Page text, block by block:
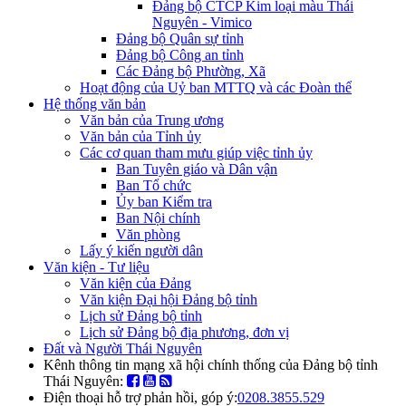
Đảng bộ CTCP Kim loại màu Thái
Nguyên - Vimico
Đảng bộ Quân sự tỉnh
Đảng bộ Công an tỉnh
Các Đảng bộ Phường, Xã
Hoạt động của Uỷ ban MTTQ và các Đoàn thể
Hệ thống văn bản
Văn bản của Trung ương
Văn bản của Tỉnh ủy
Các cơ quan tham mưu giúp việc tỉnh ủy
Ban Tuyên giáo và Dân vận
Ban Tổ chức
Ủy ban Kiểm tra
Ban Nội chính
Văn phòng
Lấy ý kiến người dân
Văn kiện - Tư liệu
Văn kiện của Đảng
Văn kiện Đại hội Đảng bộ tỉnh
Lịch sử Đảng bộ tỉnh
Lịch sử Đảng bộ địa phương, đơn vị
Đất và Người Thái Nguyên
Kênh thông tin mạng xã hội chính thống của Đảng bộ tỉnh
Thái Nguyên:
Điện thoại hỗ trợ phản hồi, góp ý:0208.3855.529